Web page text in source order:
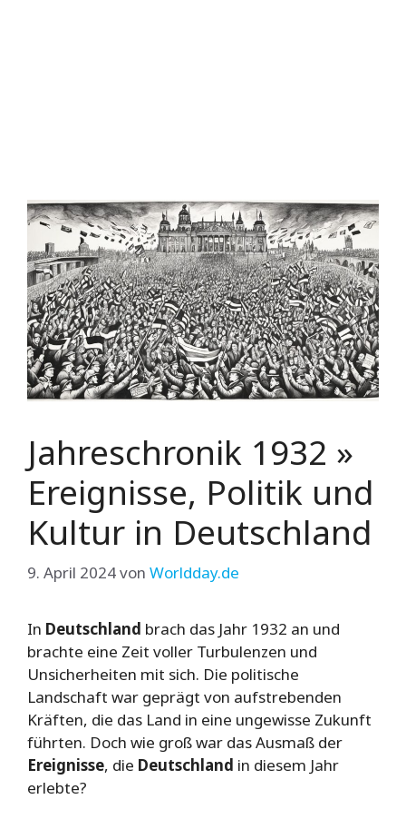
Jahreschronik 1932 »
Ereignisse, Politik und
Kultur in Deutschland
9. April 2024von Worldday.de
In Deutschland brach das Jahr 1932 an und
brachte eine Zeit voller Turbulenzen und
Unsicherheiten mit sich. Die politische
Landschaft war geprägt von aufstrebenden
Kräften, die das Land in eine ungewisse Zukunft
führten. Doch wie groß war das Ausmaß der
Ereignisse, die Deutschland in diesem Jahr
erlebte?